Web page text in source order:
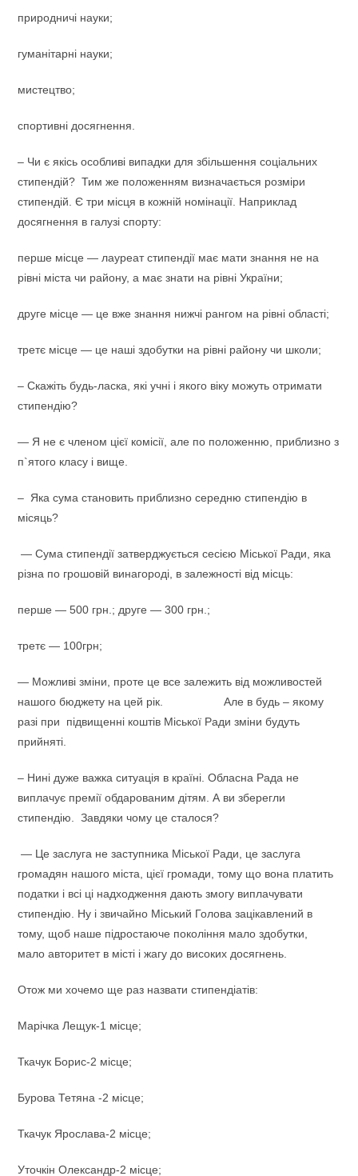
природничі науки;
гуманітарні науки;
мистецтво;
спортивні досягнення.
– Чи є якісь особливі випадки для збільшення соціальних
стипендій? Тим же положенням визначається розміри
стипендій. Є три місця в кожній номінації. Наприклад
досягнення в галузі спорту:
перше місце — лауреат стипендії має мати знання не на
рівні міста чи району, а має знати на рівні України;
друге місце — це вже знання нижчі рангом на рівні області;
третє місце — це наші здобутки на рівні району чи школи;
– Скажіть будь-ласка, які учні і якого віку можуть отримати
стипендію?
— Я не є членом цієї комісії, але по положенню, приблизно з
п`ятого класу і вище.
– Яка сума становить приблизно середню стипендію в
місяць?
— Сума стипендії затверджується сесією Міської Ради, яка
різна по грошовій винагороді, в залежності від місць:
перше — 500 грн.; друге — 300 грн.;
третє — 100грн;
— Можливі зміни, проте це все залежить від можливостей
нашого бюджету на цей рік. Але в будь – якому
разі при підвищенні коштів Міської Ради зміни будуть
прийняті.
– Нині дуже важка ситуація в країні. Обласна Рада не
виплачує премії обдарованим дітям. А ви зберегли
стипендію. Завдяки чому це сталося?
— Це заслуга не заступника Міської Ради, це заслуга
громадян нашого міста, цієї громади, тому що вона платить
податки і всі ці надходження дають змогу виплачувати
стипендію. Ну і звичайно Міський Голова зацікавлений в
тому, щоб наше підростаюче покоління мало здобутки,
мало авторитет в місті і жагу до високих досягнень.
Отож ми хочемо ще раз назвати стипендіатів:
Марічка Лещук-1 місце;
Ткачук Борис-2 місце;
Бурова Тетяна -2 місце;
Ткачук Ярослава-2 місце;
Уточкін Олександр-2 місце;